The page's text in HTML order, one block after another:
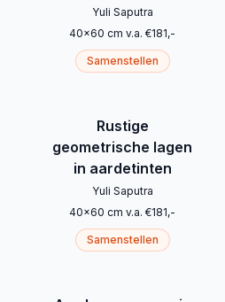
Yuli Saputra
40x60 cm v.a. €181,-
Samenstellen
Rustige
geometrische lagen
in aardetinten
Yuli Saputra
40x60 cm v.a. €181,-
Samenstellen